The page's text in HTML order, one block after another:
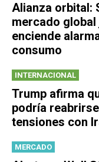
Alianza orbital:
mercado
enciende
consumo
INTERNACIONAL
Trump afirma
podría
tensiones con
MERCADO